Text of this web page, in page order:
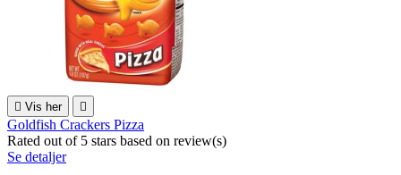
 Vis her 
Goldfish Crackers Pizza
Rated out of 5 stars based on review(s)
Se detaljer